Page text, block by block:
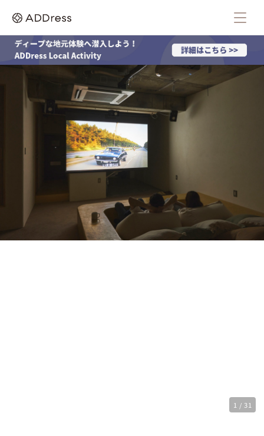
1 / 31